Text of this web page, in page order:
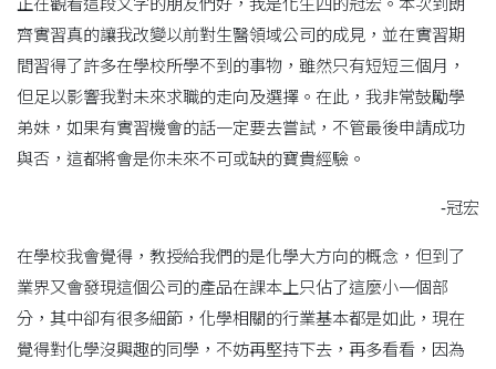
齊實習真的讓我改變以前對生醫領域公司的成見，並在實習期
間習得了許多在學校所學不到的事物，雖然只有短短三個月，
但足以影響我對未來求職的走向及選擇。在此，我非常鼓勵學
弟妹，如果有實習機會的話一定要去嘗試，不管最後申請成功
與否，這都將會是你未來不可或缺的寶貴經驗。
-冠宏
在學校我會覺得，教授給我們的是化學大方向的概念，但到了
業界又會發現這個公司的產品在課本上只佔了這麼小一個部
分，其中卻有很多細節，化學相關的行業基本都是如此，現在
覺得對化學沒興趣的同學，不妨再堅持下去，再多看看，因為